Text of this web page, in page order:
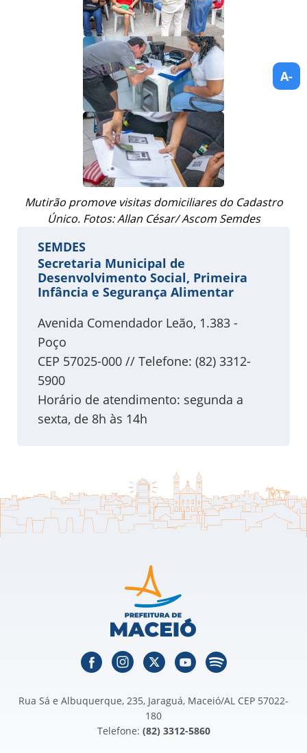
Mutirão promove visitas domiciliares do Cadastro
Único. Fotos: Allan César/ Ascom Semdes
SEMDES
Secretaria Municipal de
Desenvolvimento Social, Primeira
Infância e Segurança Alimentar
Avenida Comendador Leão, 1.383 -
Poço
CEP 57025-000 // Telefone: (82) 3312-
5900
Horário de atendimento: segunda a
sexta, de 8h às 14h
Rua Sá e Albuquerque, 235, Jaraguá, Maceió/AL CEP 57022-
180
Telefone: (82) 3312-5860
A-